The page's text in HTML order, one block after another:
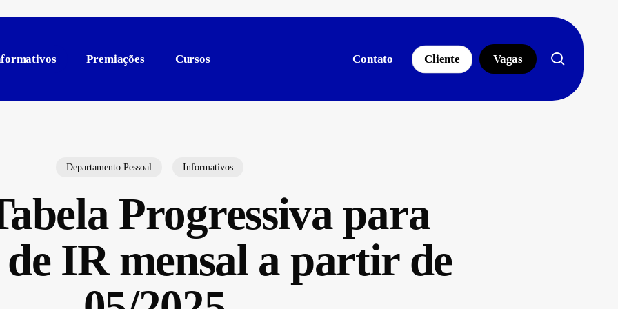
Premiações Cursos Contato Cliente Vagas
Departamento Pessoal Informativos
Progressiva para
IR mensal a partir de